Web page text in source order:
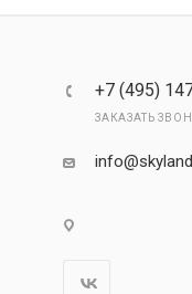
+7 (495)
ЗАКАЗАТЬ